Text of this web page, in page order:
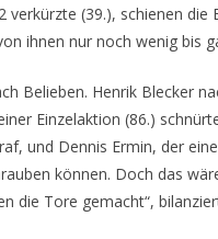
(39.), schienen
ihnen nur noch wenig bis
Belieben. Henrik Blecker
Einzelaktion (86.)
und Dennis Ermin, der
können. Doch das
die Tore gemacht“,